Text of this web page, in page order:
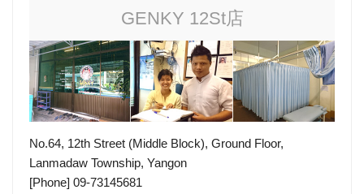
GENKY 12St店
No.64, 12th Street (Middle Block), Ground Floor,
Lanmadaw Township, Yangon
[Phone] 09-73145681